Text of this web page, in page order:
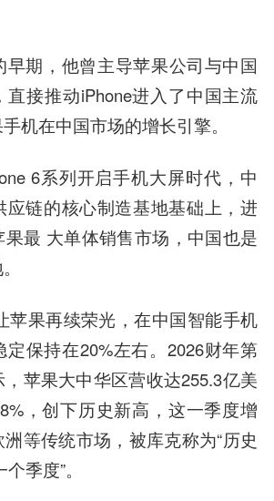
早期，他曾主导苹果公司与中国
接推动iPhone进入了中国主流
机在中国市场的增长引擎。
6系列开启手机大屏时代，中
应链的核心制造基地基础上，进
最 大单体销售市场，中国也是
苹果再续荣光，在中国智能手机
保持在20%左右。2026财年第
苹果大中华区营收达255.3亿美
，创下历史新高，这一季度增
等传统市场，被库克称为“历史
季度”。